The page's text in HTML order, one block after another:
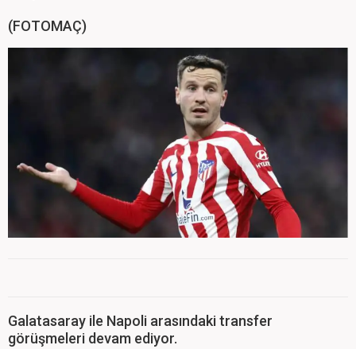
(FOTOMAÇ)
Galatasaray ile Napoli arasındaki transfer
görüşmeleri devam ediyor.